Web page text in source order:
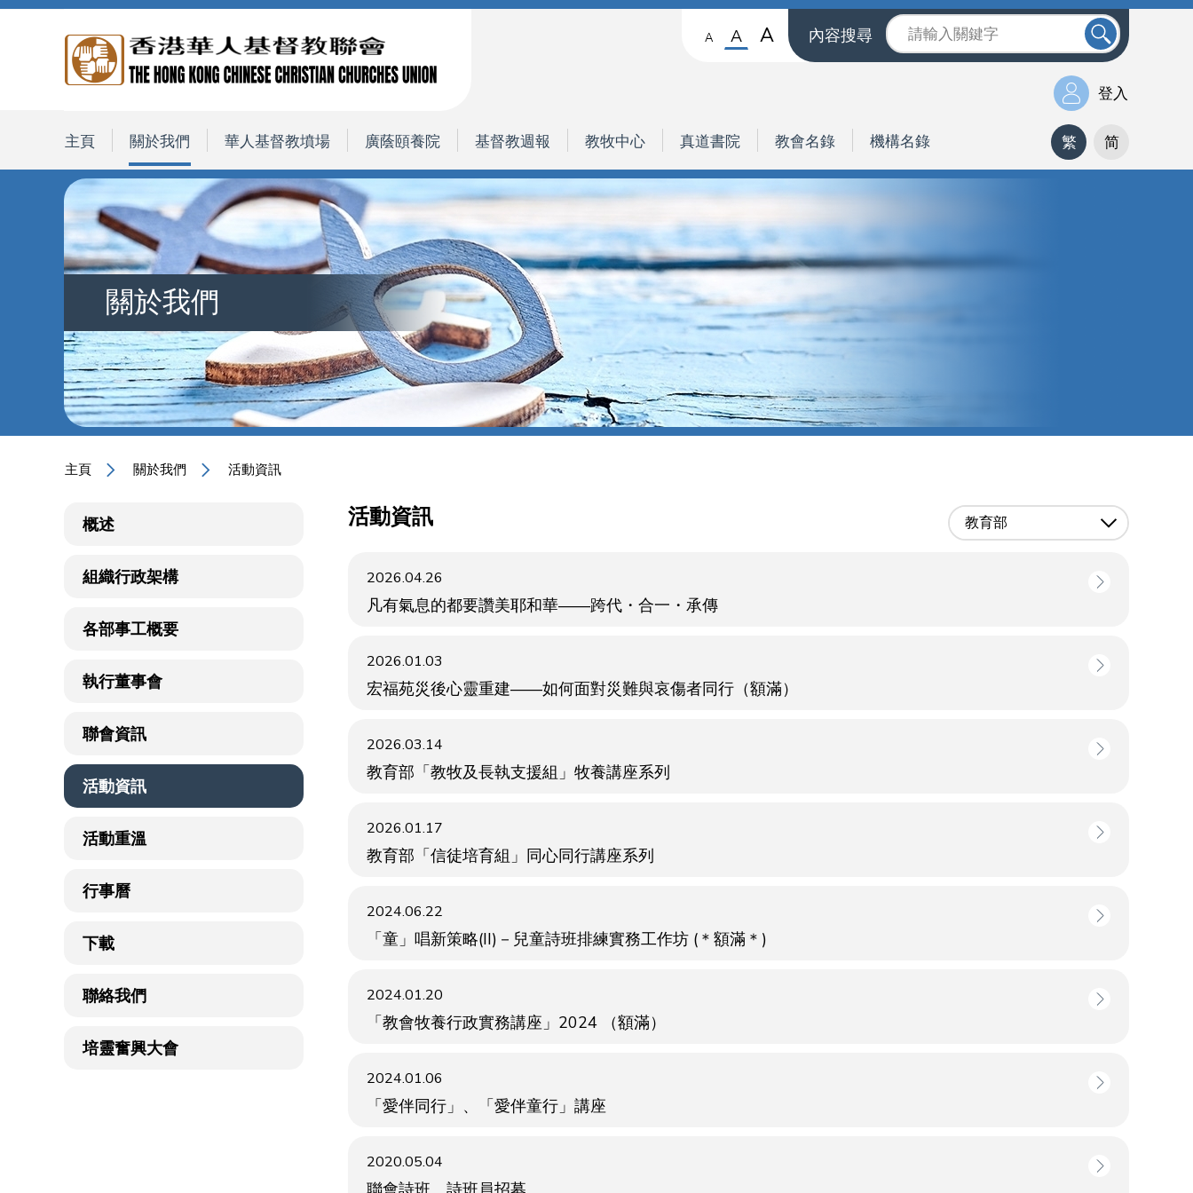
A A A 內容搜尋
登入
主頁 關於我們 華人基督教墳場 廣蔭頤養院 基督教週報 教牧中心 真道書院 教會名錄 機構名錄 繁 简
關於我們
主頁 關於我們 活動資訊
概述
組織行政架構
各部事工概要
執行董事會
聯會資訊
活動資訊
活動重溫
行事曆
下載
聯絡我們
培靈奮興大會
活動資訊 教育部
2026.04.26
凡有氣息的都要讚美耶和華——跨代・合一・承傳
2026.01.03
宏福苑災後心靈重建——如何面對災難與哀傷者同行（額滿）
2026.03.14
教育部「教牧及長執支援組」牧養講座系列
2026.01.17
教育部「信徒培育組」同心同行講座系列
2024.06.22
「童」唱新策略(II)－兒童詩班排練實務工作坊 (＊額滿＊)
2024.01.20
「教會牧養行政實務講座」2024 （額滿）
2024.01.06
「愛伴同行」、「愛伴童行」講座
2020.05.04